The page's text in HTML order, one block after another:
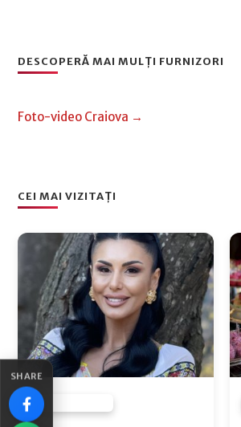
SHARE
DESCOPERĂ MAI MULȚI FURNIZORI
Foto-video Craiova →
CEI MAI VIZITAȚI
FURNIZOR NONE